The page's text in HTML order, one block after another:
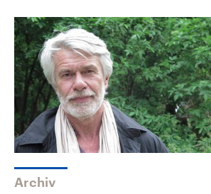
Archiv